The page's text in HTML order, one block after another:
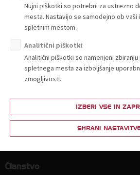
O nas
Kdo smo in kako do nas?
Strokovne komisije in sekcije
Poslanstvo, vrednote, vizija
Principi in področja delovanja
Zaposlitev
Članstvo
Nujni piškotki so potrebni za ustrezno
mesta. Nastavijo se samodejno ob vaši
spletnim mestom.
Analitični piškotki
Analitični piškotki so namenjeni
spletnega mesta za izboljšanje
zmogljivosti.
IZBERI VSE IN
SHRANI